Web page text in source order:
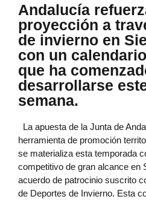
Andalucía
proyección a
de invierno en
con un
que ha
desarrollarse
semana.
La apuesta de la Junta de
herramienta de promoción
se materializa esta temporada
competitivo de gran alcance en
acuerdo de patrocinio suscrito
de Deportes de Invierno. Esta